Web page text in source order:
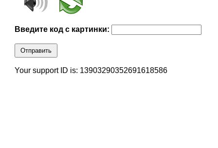
Введите код с картинки:
Отправить
Your support ID is: 13903290352691618586